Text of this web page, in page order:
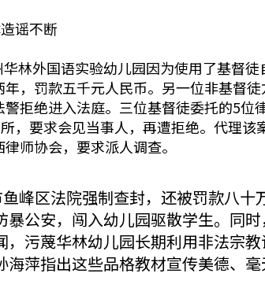
谣不断
林外国语实验幼儿园因为使用了基督
，罚款五千元人民币。另一位非基督
拒绝进入法庭。三位基督徒委托的5
，要求会见当事人，再遭拒绝。代理
师协会，要求派人调查。
峰区法院强制查封，还被罚款八
暴公安，闯入幼儿园驱散学生。同
，污蔑华林幼儿园长期利用非法宗
海萍指出这些品格教材宣传美德、